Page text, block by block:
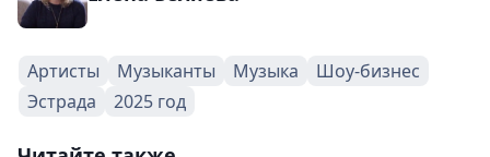
Артисты Музыканты Музыка
Шоу-бизнес
Эстрада
2025 год